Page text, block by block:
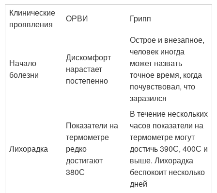
Клинические
проявления
ОРВИ Грипп
Начало
болезни
Дискомфорт
нарастает
постепенно
Острое и внезапное,
человек иногда
может назвать
точное время, когда
почувствовал, что
заразился
Лихорадка
Показатели на
термометре
редко
достигают
380С
В течение нескольких
часов показатели на
термометре могут
достичь 390С, 400С и
выше. Лихорадка
беспокоит несколько
дней